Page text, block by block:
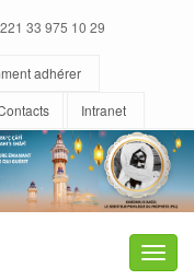
33 975 10 29
adhérer
Intranet
Toggle